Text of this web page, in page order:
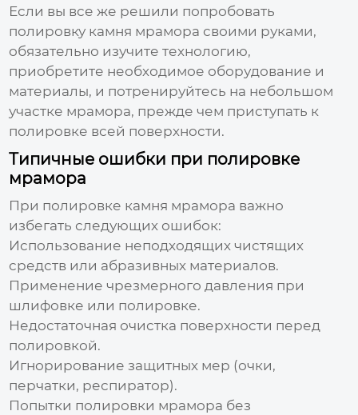
Если вы все же решили попробовать
полировку камня мрамора своими руками,
обязательно изучите технологию,
приобретите необходимое оборудование и
материалы, и потренируйтесь на небольшом
участке мрамора, прежде чем приступать к
полировке всей поверхности.
Типичные ошибки при полировке
мрамора
При полировке камня мрамора важно
избегать следующих ошибок:
Использование неподходящих чистящих
средств или абразивных материалов.
Применение чрезмерного давления при
шлифовке или полировке.
Недостаточная очистка поверхности перед
полировкой.
Игнорирование защитных мер (очки,
перчатки, респиратор).
Попытки полировки мрамора без